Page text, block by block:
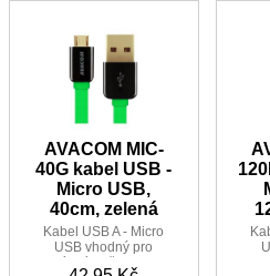
nabíjení Vašeho
AVACOM MIC-
40G kabel USB -
Micro USB,
40cm, zelená
Kabel USB A - Micro
USB vhodný pro